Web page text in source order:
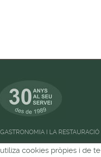
I LA RESTAURACIÓ
públic:de 09:00h a
cookies pròpies i de